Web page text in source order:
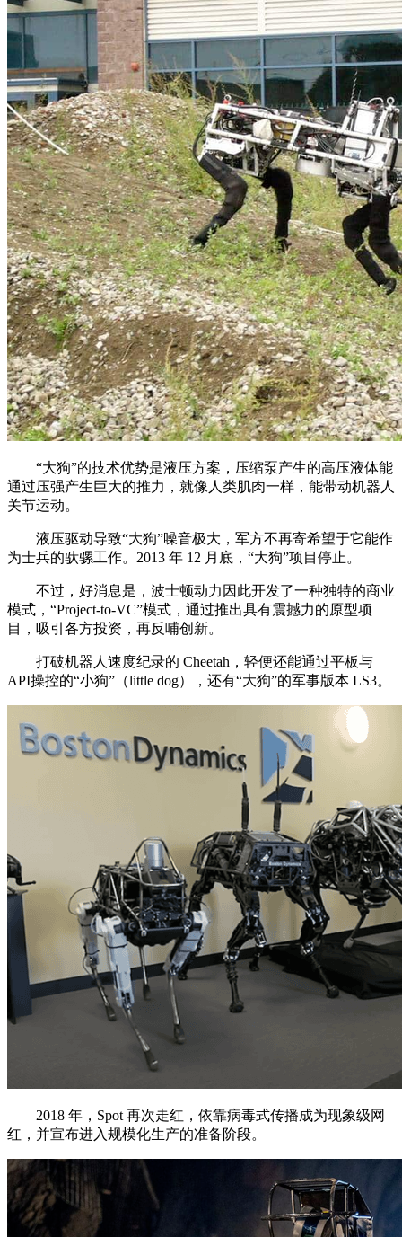
“大狗”的技术优势是液压方案，压缩泵产生的高压液体能
通过压强产生巨大的推力，就像人类肌肉一样，能带动机器人
关节运动。
液压驱动导致“大狗”噪音极大，军方不再寄希望于它能作
为士兵的驮骡工作。2013 年 12 月底，“大狗”项目停止。
不过，好消息是，波士顿动力因此开发了一种独特的商业
模式，“Project-to-VC”模式，通过推出具有震撼力的原型项
目，吸引各方投资，再反哺创新。
打破机器人速度纪录的 Cheetah，轻便还能通过平板与
API操控的“小狗”（little dog），还有“大狗”的军事版本 LS3。
2018 年，Spot 再次走红，依靠病毒式传播成为现象级网
红，并宣布进入规模化生产的准备阶段。